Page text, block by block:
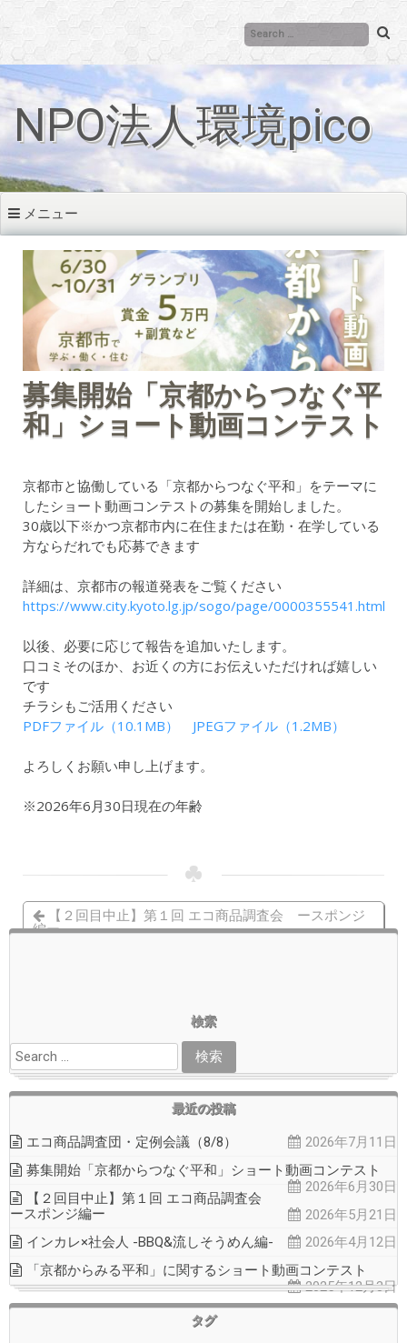
ン
ン
へNPO法人環境pico
メニュー
募集開始「京都からつなぐ平
和」ショート動画コンテスト
京都市と協働している「京都からつなぐ平和」をテーマに
したショート動画コンテストの募集を開始しました。
30歳以下※かつ京都市内に在住または在勤・在学している
方ならだれでも応募できます
詳細は、京都市の報道発表をご覧ください
https://www.city.kyoto.lg.jp/sogo/page/0000355541.html
以後、必要に応じて報告を追加いたします。
口コミそのほか、お近くの方にお伝えいただければ嬉しい
です
チラシもご活用ください
PDFファイル（10.1MB）
JPEGファイル（1.2MB）
よろしくお願い申し上げます。
※2026年6月30日現在の年齢
【２回目中止】第１回 エコ商品調査会 ースポンジ
編ー
検索
最近の投稿
エコ商品調査団・定例会議（8/8）
2026年7月11日
募集開始「京都からつなぐ平和」ショート動画コンテスト
2026年6月30日
【２回目中止】第１回 エコ商品調査会
ースポンジ編ー
2026年5月21日
インカレ×社会人 -BBQ&流しそうめん編-
2026年4月12日
「京都からみる平和」に関するショート動画コンテスト
2025年12月3日
タグ